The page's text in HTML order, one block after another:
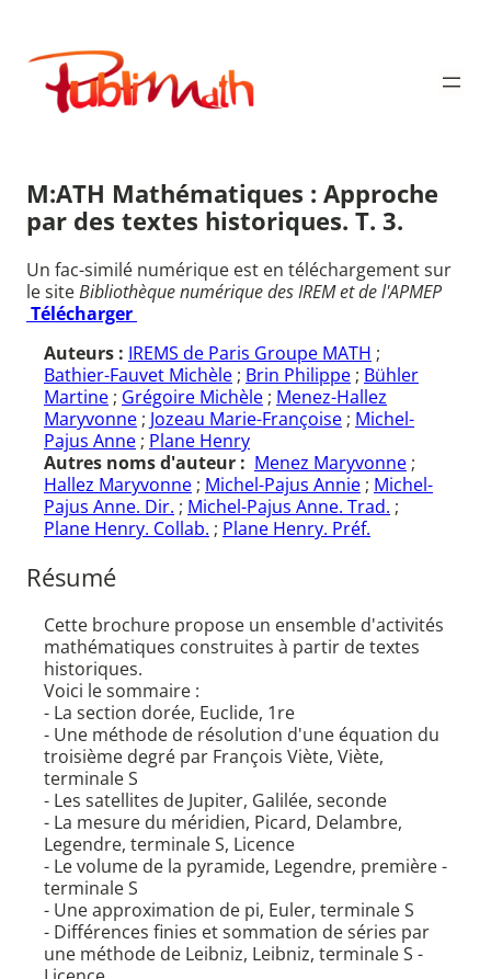
contenu
Publimath
M:ATH Mathématiques : Approche
par des textes historiques. T. 3.
Un fac-similé numérique est en téléchargement sur
le siteBibliothèque numérique des IREM et de l'APMEP
Télécharger
Auteurs : IREMS de Paris Groupe MATH ;
Bathier-Fauvet Michèle ; Brin Philippe ; Bühler
Martine ; Grégoire Michèle ; Menez-Hallez
Maryvonne ; Jozeau Marie-Françoise ; Michel-
Pajus Anne ; Plane Henry
Autres noms d'auteur : Menez Maryvonne ;
Hallez Maryvonne ; Michel-Pajus Annie ; Michel-
Pajus Anne. Dir. ; Michel-Pajus Anne. Trad. ;
Plane Henry. Collab. ; Plane Henry. Préf.
Résumé
Cette brochure propose un ensemble d'activités
mathématiques construites à partir de textes
historiques.
Voici le sommaire :
- La section dorée, Euclide, 1re
- Une méthode de résolution d'une équation du
troisième degré par François Viète, Viète,
terminale S
- Les satellites de Jupiter, Galilée, seconde
- La mesure du méridien, Picard, Delambre,
Legendre, terminale S, Licence
- Le volume de la pyramide, Legendre, première -
terminale S
- Une approximation de pi, Euler, terminale S
- Différences finies et sommation de séries par
une méthode de Leibniz, Leibniz, terminale S -